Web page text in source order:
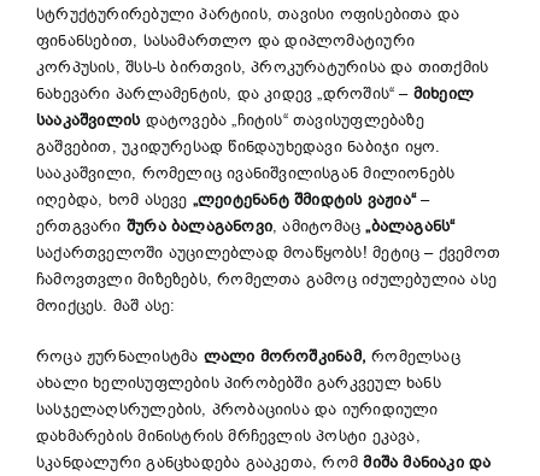
სტრუქტურირებული პარტიის, თავისი ოფისებითა და
ფინანსებით, სასამართლო და დიპლომატიური
კორპუსის, შსს-ს ბირთვის, პროკურატურისა და თითქმის
ნახევარი პარლამენტის, და კიდევ „დროშის“ – მიხეილ
სააკაშვილისდატოვება „ჩიტის“ თავისუფლებაზე
გაშვებით, უკიდურესად წინდაუხედავი ნაბიჯი იყო.
სააკაშვილი, რომელიც ივანიშვილისგან მილიონებს
იღებდა, ხომ ასევე „ლეიტენანტ შმიდტის ვაჟია“–
ერთგვარი შურა ბალაგანოვი, ამიტომაც„ბალაგანს“
საქართველოში აუცილებლად მოაწყობს! მეტიც – ქვემოთ
ჩამოვთვლი მიზეზებს, რომელთა გამოც იძულებულია ასე
მოიქცეს. მაშ ასე:
როცა ჟურნალისტმა ლალი მოროშკინამ, რომელსაც
ახალი ხელისუფლების პირობებში გარკვეულ ხანს
სასჯელაღსრულების, პრობაციისა და იურიდიული
დახმარების მინისტრის მრჩევლის პოსტი ეკავა,
სკანდალური განცხადება გააკეთა, რომმიშა მანიაკი და